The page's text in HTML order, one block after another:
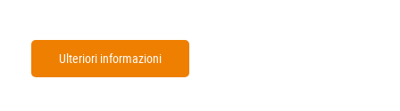
Ulteriori informazioni